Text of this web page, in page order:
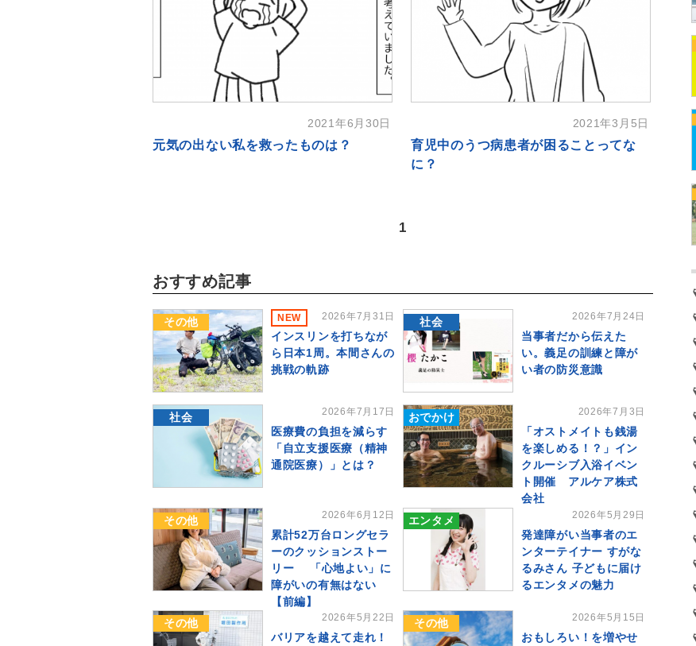
2021年6月30日
元気の出ない私を救ったものは？
2021年3月5日
育児中のうつ病患者が困ることってな
に？
1
おすすめ記事
その他 NEW 2026年7月31日
インスリンを打ちなが
ら日本1周。本間さんの
挑戦の軌跡
社会 2026年7月24日
当事者だから伝えた
い。義足の訓練と障が
い者の防災意識
社会 2026年7月17日
医療費の負担を減らす
「自立支援医療（精神
通院医療）」とは？
おでかけ 2026年7月3日
「オストメイトも銭湯
を楽しめる！？」イン
クルーシブ入浴イベン
ト開催 アルケア株式
会社
その他
2026年6月12日
累計52万台ロングセラ
ーのクッションストー
リー 「心地よい」に
障がいの有無はない
【前編】
エンタメ 2026年5月29日
発達障がい当事者のエ
ンターテイナー すがな
るみさん 子どもに届け
るエンタメの魅力
その他 2026年5月22日
バリアを越えて走れ！
その他 2026年5月15日
おもしろい！を増やせ